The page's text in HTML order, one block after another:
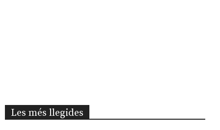
Les més llegides